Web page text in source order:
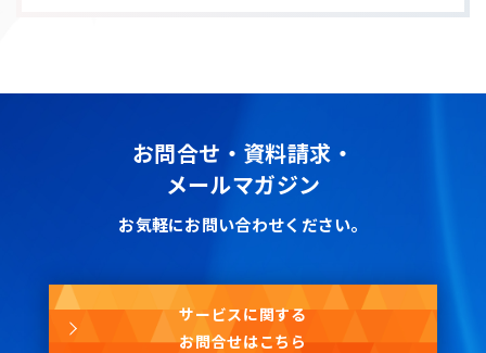
お問合せ・資料請求・
メールマガジン
お気軽にお問い合わせください。
サービスに関する
お問合せはこちら